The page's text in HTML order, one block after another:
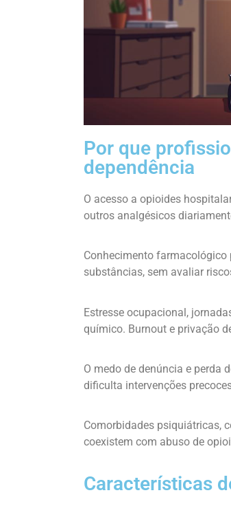
Por que
dependência
O acesso a opioides
outros analgésicos
Conhecimento
substâncias, sem avaliar
Estresse ocupacional,
químico. Burnout e privação
O medo de denúncia e perda
dificulta intervenções
Comorbidades psiquiátricas,
coexistem com abuso de
Características